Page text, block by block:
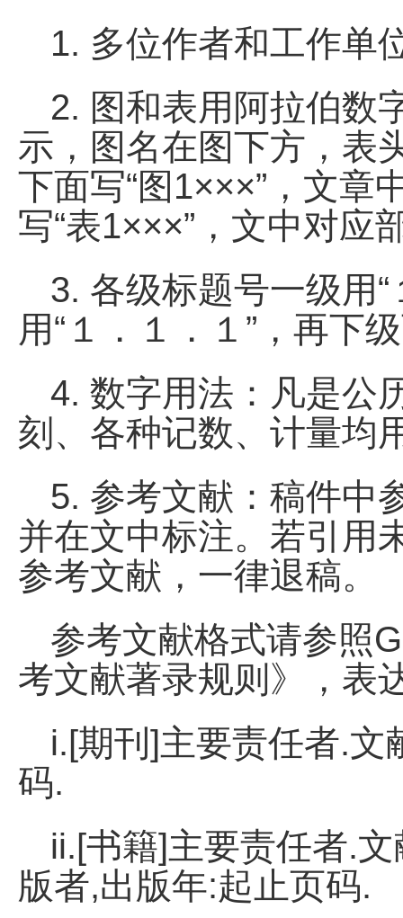
1. 多位作者和工作单
2. 图和表用阿拉伯数
示，图名在图下方，表
下面写“图1×××”，文章
写“表1×××”，文中对应
3. 各级标题号一级用“
用“１．１．１”，再下
4. 数字用法：凡是公
刻、各种记数、计量均
5. 参考文献：稿件中
并在文中标注。若引用
参考文献，一律退稿。
参考文献格式请参照
考文献著录规则》，表
i.[期刊]主要责任者.文
码.
ii.[书籍]主要责任者.
版者,出版年:起止页码.